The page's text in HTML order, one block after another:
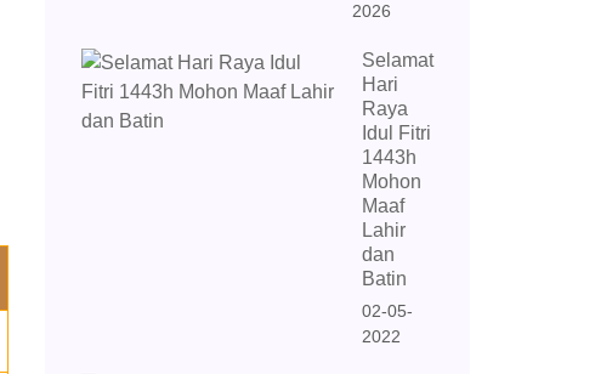
2026
Selamat
Hari
Raya
Idul Fitri
1443h
Mohon
Maaf
Lahir
dan
Batin
02-05-
2022